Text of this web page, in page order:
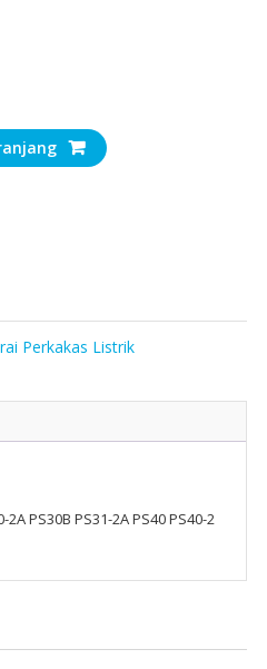
Perkakas Listrik
PS30B PS31-2A PS40 PS40-2